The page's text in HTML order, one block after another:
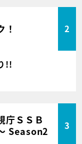
！ 2
!!
庁ＳＳＢ
Season2
3